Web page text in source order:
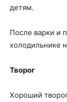
детям.
После варки и
холодильнике
Творог
Хороший